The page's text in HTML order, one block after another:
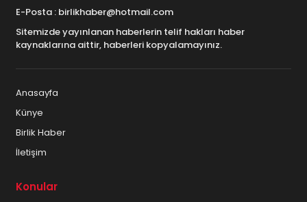
E-Posta : birlikhaber@hotmail.com
Sitemizde yayınlanan haberlerin telif hakları haber
kaynaklarına aittir, haberleri kopyalamayınız.
Anasayfa
Künye
Birlik Haber
İletişim
Konular